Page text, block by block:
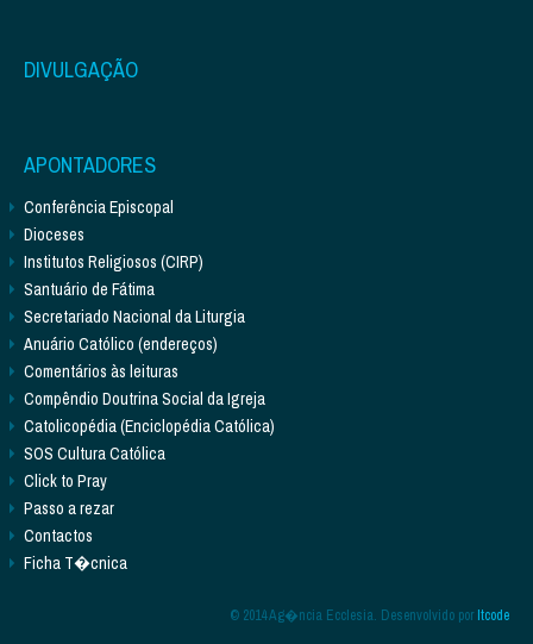
DIVULGAÇÃO
APONTADORES
Conferência Episcopal
Dioceses
Institutos Religiosos (CIRP)
Santuário de Fátima
Secretariado Nacional da Liturgia
Anuário Católico (endereços)
Comentários às leituras
Compêndio Doutrina Social da Igreja
Catolicopédia (Enciclopédia Católica)
SOS Cultura Católica
Click to Pray
Passo a rezar
Contactos
Ficha T�cnica
© 2014 Ag�ncia Ecclesia. Desenvolvido porItcode